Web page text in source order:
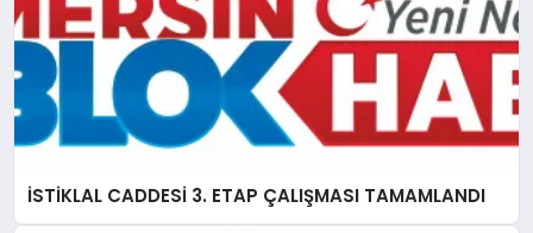
İSTİKLAL CADDESİ 3. ETAP ÇALIŞMASI TAMAMLANDI